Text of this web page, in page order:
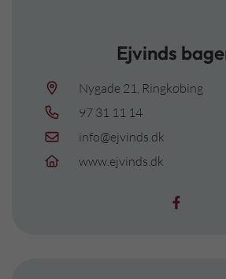
Ejvinds
Nygade 21, Ringkøbing
97 31 11 14
info@ejvinds.dk
www.ejvinds.dk